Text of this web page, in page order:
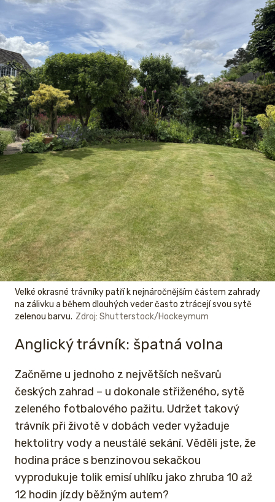
Velké okrasné trávníky patří k nejnáročnějším částem zahrady
na zálivku a během dlouhých veder často ztrácejí svou sytě
zelenou barvu. Zdroj: Shutterstock/Hockeymum
Anglický trávník: špatná volna
Začněme u jednoho z největších nešvarů
českých zahrad – u dokonale střiženého, sytě
zeleného fotbalového pažitu. Udržet takový
trávník při životě v dobách veder vyžaduje
hektolitry vody a neustálé sekání. Věděli jste, že
hodina práce s benzinovou sekačkou
vyprodukuje tolik emisí uhlíku jako zhruba 10 až
12 hodin jízdy běžným autem?